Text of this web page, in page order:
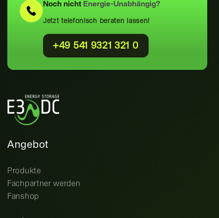
Noch nicht Energie-Unabhängig?
Jetzt telefonisch beraten lassen!
+49 541 9321 321 0
Angebot
Produkte
Fachpartner werden
Fanshop